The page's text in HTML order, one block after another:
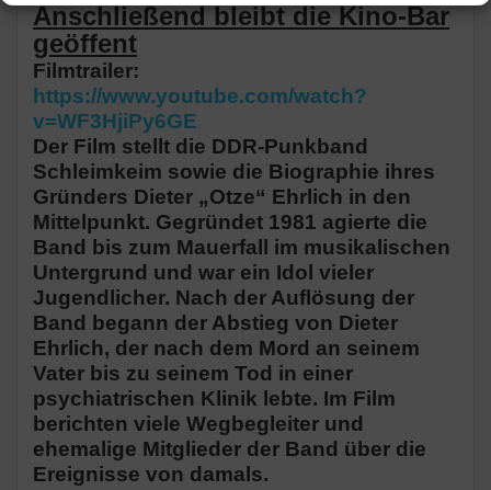
Anschließend bleibt die Kino-Bar
geöffent
Filmtrailer:
https://www.youtube.com/watch?
v=WF3HjiPy6GE
Der Film stellt die DDR-Punkband
Schleimkeim sowie die Biographie ihres
Gründers Dieter „Otze“ Ehrlich in den
Mittelpunkt. Gegründet 1981 agierte die
Band bis zum Mauerfall im musikalischen
Untergrund und war ein Idol vieler
Jugendlicher. Nach der Auflösung der
Band begann der Abstieg von Dieter
Ehrlich, der nach dem Mord an seinem
Vater bis zu seinem Tod in einer
psychiatrischen Klinik lebte. Im Film
berichten viele Wegbegleiter und
ehemalige Mitglieder der Band über die
Ereignisse von damals.